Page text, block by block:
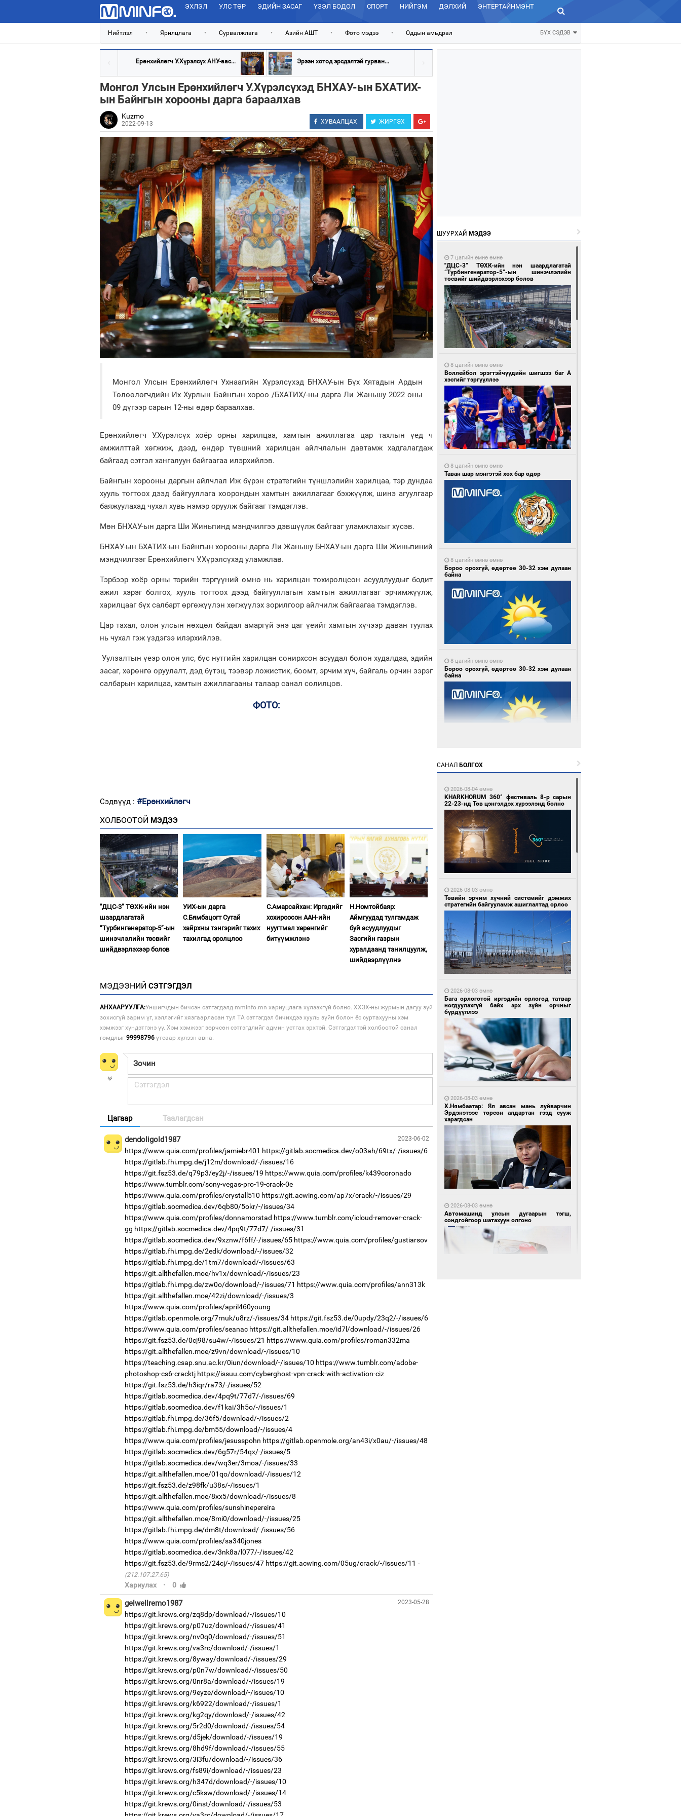
ЭХЛЭЛ УЛС ТӨР ЭДИЙН ЗАСАГ ҮЗЭЛ БОДОЛ СПОРТ НИЙГЭМ ДЭЛХИЙ ЭНТЕРТАЙНМЭНТ ЗУРХАЙ
Нийтлэл • Ярилцлага • Сурвалжлага • Азийн АШТ • Фото мэдээ • Оддын амьдрал БҮХ СЭДЭВ
Ерөнхийлөгч У.Хүрэлсүх АНУ-аас... Эрээн хотод эрсдэлтэй гурван...
Монгол Улсын Ерөнхийлөгч У.Хүрэлсүхэд БНХАУ-ын БХАТИХ-
ын Байнгын хорооны дарга бараалхав
Kuzmo
2022-09-13 ХУВААЛЦАХ ЖИРГЭХ
Монгол Улсын Ерөнхийлөгч Ухнаагийн Хүрэлсүхэд БНХАУ-ын Бүх Хятадын Ардын
Төлөөлөгчдийн Их Хурлын Байнгын хороо /БХАТИХ/-ны дарга Ли Жаньшу 2022 оны
09 дүгээр сарын 12-ны өдөр бараалхав.
Ерөнхийлөгч У.Хүрэлсүх хоёр орны харилцаа, хамтын ажиллагаа цар тахлын үед ч
амжилттай хөгжиж, дээд, өндөр түвшний харилцан айлчлалын давтамж хадгалагдаж
байгаад сэтгэл хангалуун байгаагаа илэрхийлэв.
Байнгын хорооны даргын айлчлал Иж бүрэн стратегийн түншлэлийн харилцаа, тэр дундаа
хууль тогтоох дээд байгууллага хоорондын хамтын ажиллагааг бэхжүүлж, шинэ агуулгаар
баяжуулахад чухал хувь нэмэр оруулж байгааг тэмдэглэв.
Мөн БНХАУ-ын дарга Ши Жиньпинд мэндчилгээ дэвшүүлж байгааг уламжлахыг хүсэв.
БНХАУ-ын БХАТИХ-ын Байнгын хорооны дарга Ли Жаньшу БНХАУ-ын дарга Ши Жиньпиний
мэндчилгээг Ерөнхийлөгч У.Хүрэлсүхэд уламжлав.
Тэрбээр хоёр орны төрийн тэргүүний өмнө нь харилцан тохиролцсон асуудлуудыг бодит
ажил хэрэг болгох, хууль тогтоох дээд байгууллагын хамтын ажиллагааг эрчимжүүлж,
харилцааг бүх салбарт өргөжүүлэн хөгжүүлэх зорилгоор айлчилж байгаагаа тэмдэглэв.
Цар тахал, олон улсын нөхцөл байдал амаргүй энэ цаг үеийг хамтын хүчээр даван туулах
нь чухал гэж үздэгээ илэрхийлэв.
Уулзалтын үеэр олон улс, бүс нутгийн харилцан сонирхсон асуудал болон худалдаа, эдийн
засаг, хөрөнгө оруулалт, дэд бүтэц, тээвэр ложистик, боомт, эрчим хүч, байгаль орчин зэрэг
салбарын харилцаа, хамтын ажиллагааны талаар санал солилцов.
ФОТО:
Сэдвүүд : #Ерөнхийлөгч
ХОЛБООТОЙ МЭДЭЭ
"ДЦС-3” ТӨХК-ийн нэн
шаардлагатай
“Турбингенератор-5”-ын
шинэчлэлийн төсвийг
шийдвэрлэхээр болов
УИХ-ын дарга
С.Бямбацогт Сутай
хайрхны тэнгэрийг тахих
тахилгад оролцлоо
С.Амарсайхан: Иргэдийг
хохироосон ААН-ийн
нуугтмал хөрөнгийг
битүүмжлэнэ
Н.Номтойбаяр:
Аймгуудад тулгамдаж
буй асуудлуудыг
Засгийн газрын
хуралдаанд танилцуулж,
шийдвэрлүүлнэ
МЭДЭЭНИЙ СЭТГЭГДЭЛ
АНХААРУУЛГА:Уншигчдын бичсэн сэтгэгдэлд mminfo.mn хариуцлага хүлээхгүй болно. ХХЗХ-ны журмын дагуу зүй
зохисгүй зарим үг, хэллэгийг хязгаарласан тул ТА сэтгэгдэл бичихдээ хууль зүйн болон ёс суртахууны хэм
хэмжээг хүндэтгэнэ үү. Хэм хэмжээг зөрчсөн сэтгэгдлийг админ устгах эрхтэй. Сэтгэгдэлтэй холбоотой санал
гомдлыг 99998796 утсаар хүлээн авна.
Цагаар Таалагдсан
2023-06-02
dendoligold1987
https://www.quia.com/profiles/jamiebr401 https://gitlab.socmedica.dev/o03ah/69tx/-/issues/6
https://gitlab.fhi.mpg.de/j12m/download/-/issues/16
https://git.fsz53.de/q79p3/ey2j/-/issues/19 https://www.quia.com/profiles/k439coronado
https://www.tumblr.com/sony-vegas-pro-19-crack-0e
https://www.quia.com/profiles/crystall510 https://git.acwing.com/ap7x/crack/-/issues/29
https://gitlab.socmedica.dev/6qb80/5okr/-/issues/34
https://www.quia.com/profiles/donnamorstad https://www.tumblr.com/icloud-remover-crack-
gg https://gitlab.socmedica.dev/4pq9t/77d7/-/issues/31
https://gitlab.socmedica.dev/9xznw/f6ff/-/issues/65 https://www.quia.com/profiles/gustiarsov
https://gitlab.fhi.mpg.de/2edk/download/-/issues/32
https://gitlab.fhi.mpg.de/1tm7/download/-/issues/63
https://git.allthefallen.moe/hv1x/download/-/issues/23
https://gitlab.fhi.mpg.de/zw0o/download/-/issues/71 https://www.quia.com/profiles/ann313k
https://git.allthefallen.moe/42zi/download/-/issues/3
https://www.quia.com/profiles/april460young
https://gitlab.openmole.org/7rnuk/u8rz/-/issues/34 https://git.fsz53.de/0updy/23q2/-/issues/6
https://www.quia.com/profiles/seanac https://git.allthefallen.moe/id7l/download/-/issues/26
https://git.fsz53.de/0cj98/su4w/-/issues/21 https://www.quia.com/profiles/roman332ma
https://git.allthefallen.moe/z9vn/download/-/issues/10
https://teaching.csap.snu.ac.kr/0iun/download/-/issues/10 https://www.tumblr.com/adobe-
photoshop-cs6-cracktj https://issuu.com/cyberghost-vpn-crack-with-activation-ciz
https://git.fsz53.de/h3iqr/ra73/-/issues/52
https://gitlab.socmedica.dev/4pq9t/77d7/-/issues/69
https://gitlab.socmedica.dev/f1kai/3h5o/-/issues/1
https://gitlab.fhi.mpg.de/36f5/download/-/issues/2
https://gitlab.fhi.mpg.de/bm55/download/-/issues/4
https://www.quia.com/profiles/jesusspohn https://gitlab.openmole.org/an43i/x0au/-/issues/48
https://gitlab.socmedica.dev/6g57r/54qx/-/issues/5
https://gitlab.socmedica.dev/wq3er/3moa/-/issues/33
https://git.allthefallen.moe/01qo/download/-/issues/12
https://git.fsz53.de/z98fk/u38s/-/issues/1
https://git.allthefallen.moe/8xx5/download/-/issues/8
https://www.quia.com/profiles/sunshinepereira
https://git.allthefallen.moe/8mi0/download/-/issues/25
https://gitlab.fhi.mpg.de/dm8t/download/-/issues/56
https://www.quia.com/profiles/sa340jones
https://gitlab.socmedica.dev/3nk8a/l077/-/issues/42
https://git.fsz53.de/9rms2/24cj/-/issues/47 https://git.acwing.com/05ug/crack/-/issues/11
(212.107.27.65)
Хариулах · 0
2023-05-28
gelwellremo1987
https://git.krews.org/zq8dp/download/-/issues/10
https://git.krews.org/p07uz/download/-/issues/41
https://git.krews.org/nv0q0/download/-/issues/51
https://git.krews.org/va3rc/download/-/issues/1
https://git.krews.org/8yway/download/-/issues/29
https://git.krews.org/p0n7w/download/-/issues/50
https://git.krews.org/0nr8a/download/-/issues/19
https://git.krews.org/9eyze/download/-/issues/10
https://git.krews.org/k6922/download/-/issues/1
https://git.krews.org/kg2qy/download/-/issues/42
https://git.krews.org/5r2d0/download/-/issues/54
https://git.krews.org/d5jek/download/-/issues/19
https://git.krews.org/8hd9f/download/-/issues/55
https://git.krews.org/3i3fu/download/-/issues/36
https://git.krews.org/fs89i/download/-/issues/23
https://git.krews.org/h347d/download/-/issues/10
https://git.krews.org/c5ksw/download/-/issues/14
https://git.krews.org/0inst/download/-/issues/53
ШУУРХАЙ МЭДЭЭ
7 цагийн өмнө өмнө
"ДЦС-3” ТӨХК-ийн нэн шаардлагатай
“Турбингенератор-5”-ын шинэчлэлийн
төсвийг шийдвэрлэхээр болов
8 цагийн өмнө өмнө
Воллейбол эрэгтэйчүүдийн шигшээ баг А
хэсгийг тэргүүллээ
8 цагийн өмнө өмнө
Таван шар мэнгэтэй хөх бар өдөр
8 цагийн өмнө өмнө
Бороо орохгүй, өдөртөө 30-32 хэм дулаан
байна
8 цагийн өмнө өмнө
Бороо орохгүй, өдөртөө 30-32 хэм дулаан
байна
1 өдрийн өмнө өмнө
1 өдрийн өмнө өмнө
1 өдрийн өмнө өмнө
Ирландын алдарт Boyzone хамтлагийн
1 өдрийн өмнө өмнө
Нарны эрчим хүчээр гэрэлтдэг үйлдвэр
1 өдрийн өмнө өмнө
Монгол Улсын волейболын шигшээ баг
өнөөдөр Хятадын эсрэг тоглоно
САНАЛ БОЛГОХ
2026-08-04 өмнө
KHARKHORUM 360° фестиваль 8-р сарын
22-23-нд Төв цэнгэлдэх хүрээлэнд болно
2026-08-03 өмнө
Төвийн эрчим хүчний системийг дэмжих
стратегийн байгууламж ашиглалтад орлоо
2026-08-03 өмнө
Бага орлоготой иргэдийн орлогод татвар
ногдуулахгүй байх эрх зүйн орчныг
бүрдүүллээ
2026-08-03 өмнө
Х.Нямбаатар: Ял авсан мань луйварчин
Эрдэнэтээс төрсөн алдартан гээд сууж
харагдсан
2026-08-03 өмнө
Автомашинд улсын дугаарын тэгш,
сондгойгоор шатахуун олгоно